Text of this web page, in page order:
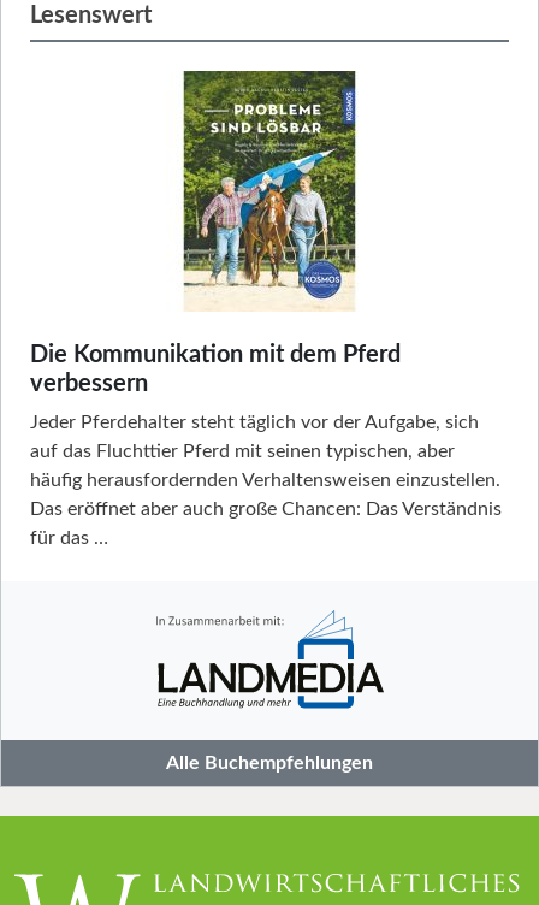
Lesenswert
Die Kommunikation mit dem Pferd
verbessern
Jeder Pferdehalter steht täglich vor der Aufgabe, sich
auf das Fluchttier Pferd mit seinen typischen, aber
häufig herausfordernden Verhaltensweisen einzustellen.
Das eröffnet aber auch große Chancen: Das Verständnis
für das …
Alle Buchempfehlungen